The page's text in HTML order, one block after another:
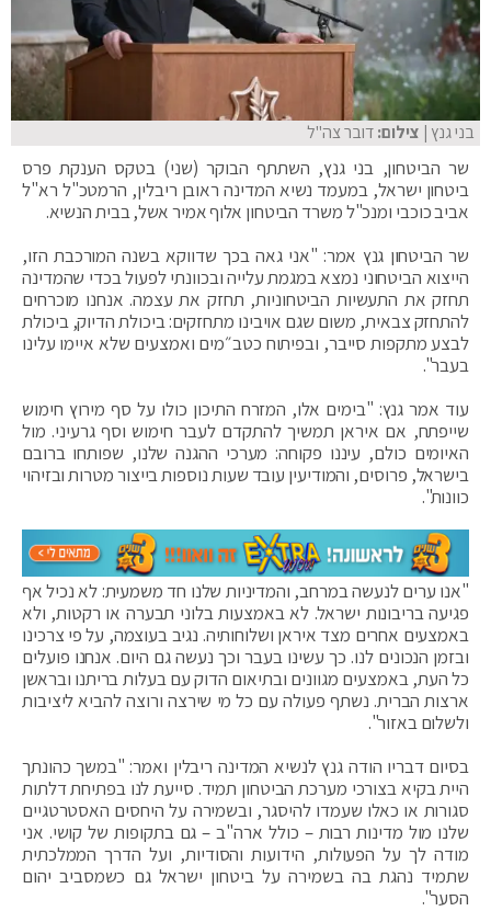
בני גנץ | צילום:דובר צה"ל
שר הביטחון, בני גנץ, השתתף הבוקר (שני) בטקס הענקת פרס
ביטחון ישראל, במעמד נשיא המדינה ראובן ריבלין, הרמטכ"ל רא"ל
אביב כוכבי ומנכ"ל משרד הביטחון אלוף אמיר אשל, בבית הנשיא.
שר הביטחון גנץ אמר: "אני גאה בכך שדווקא בשנה המורכבת הזו,
הייצוא הביטחוני נמצא במגמת עלייה ובכוונתי לפעול בכדי שהמדינה
תחזק את התעשיות הביטחוניות, תחזק את עצמה. אנחנו מוכרחים
להתחזק צבאית, משום שגם אויבינו מתחזקים: ביכולת הדיוק, ביכולת
לבצע מתקפות סייבר, ובפיתוח כטב״מים ואמצעים שלא איימו עלינו
בעבר".
עוד אמר גנץ: "בימים אלו, המזרח התיכון כולו על סף מירוץ חימוש
שייפתח, אם איראן תמשיך להתקדם לעבר חימוש וסף גרעיני. מול
האיומים כולם, עיננו פקוחה: מערכי ההגנה שלנו, שפותחו ברובם
בישראל, פרוסים, והמודיעין עובד שעות נוספות בייצור מטרות ובזיהוי
כוונות".
"אנו ערים לנעשה במרחב, והמדיניות שלנו חד משמעית: לא נכיל אף
פגיעה בריבונות ישראל. לא באמצעות בלוני תבערה או רקטות, ולא
באמצעים אחרים מצד איראן ושלוחותיה. נגיב בעוצמה, על פי צרכינו
ובזמן הנכונים לנו. כך עשינו בעבר וכך נעשה גם היום. אנחנו פועלים
כל העת, באמצעים מגוונים ובתיאום הדוק עם בעלות בריתנו ובראשן
ארצות הברית. נשתף פעולה עם כל מי שירצה ורוצה להביא ליציבות
ולשלום באזור".
בסיום דבריו הודה גנץ לנשיא המדינה ריבלין ואמר: "במשך כהונתך
היית בקיא בצורכי מערכת הביטחון תמיד. סייעת לנו בפתיחת דלתות
סגורות או כאלו שעמדו להיסגר, ובשמירה על היחסים האסטרטגיים
שלנו מול מדינות רבות – כולל ארה"ב – גם בתקופות של קושי. אני
מודה לך על הפעולות, הידועות והסודיות, ועל הדרך הממלכתית
שתמיד נהגת בה בשמירה על ביטחון ישראל גם כשמסביב יהום
הסער".